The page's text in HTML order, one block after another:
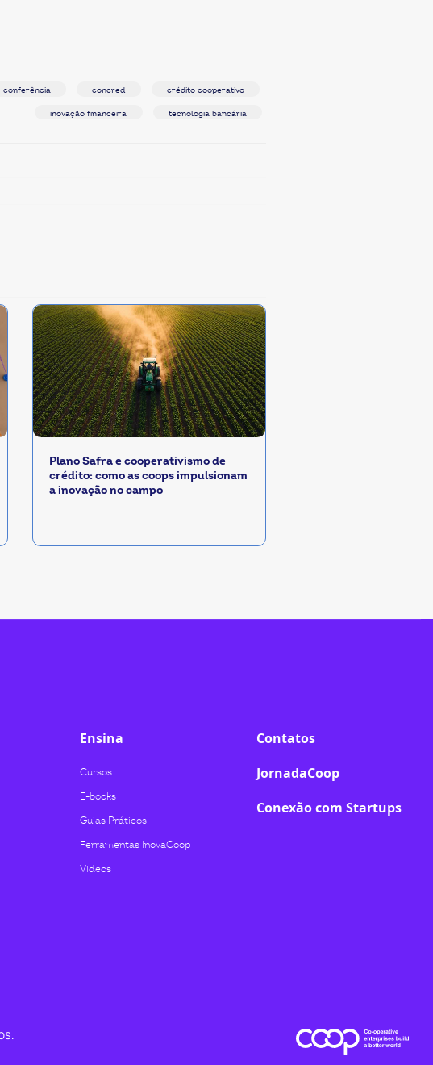
conferência concred crédito cooperativo
inovação financeira tecnologia bancária
Plano Safra e cooperativismo de
crédito: como as coops impulsionam
a inovação no campo
Ensina
Cursos
E-books
Guias Práticos
Ferramentas InovaCoop
Videos
Contatos
JornadaCoop
Conexão com Startups